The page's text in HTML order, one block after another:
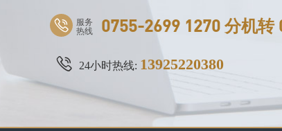
服务
热线 0755-2699 1270 分机转
24小时热线: 13925220380